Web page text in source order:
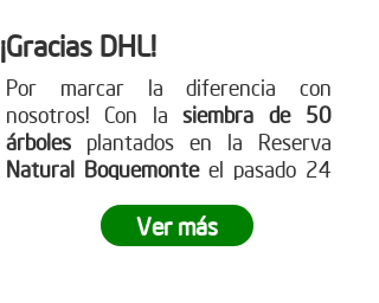
¡Gracias DHL!
Por marcar la diferencia con
nosotros! Con lasiembra de 50
árboles plantados en la Reserva
Natural Boquemonteel pasado 24
través de la siembra empresarial se
puede dejar una huella significativa
Ver más